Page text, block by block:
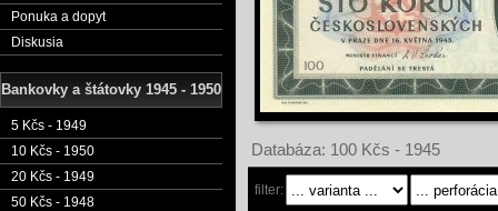
Ponuka a dopyt
Diskusia
Bankovky a štátovky 1945 - 1950
5 Kčs - 1949
10 Kčs - 1950
20 Kčs - 1949
50 Kčs - 1948
Databáza: 100 Kčs - 1945
filter: